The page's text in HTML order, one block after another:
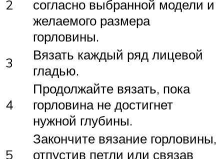
2
согласно выбранной модели и
желаемого размера
горловины.
3
Вязать каждый ряд лицевой
гладью.
4
Продолжайте вязать, пока
горловина не достигнет
нужной глубины.
5
Закончите вязание горловины,
отпустив петли или связав